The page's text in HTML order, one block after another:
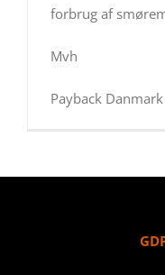
forbrug af
Mvh
Payback Danmark